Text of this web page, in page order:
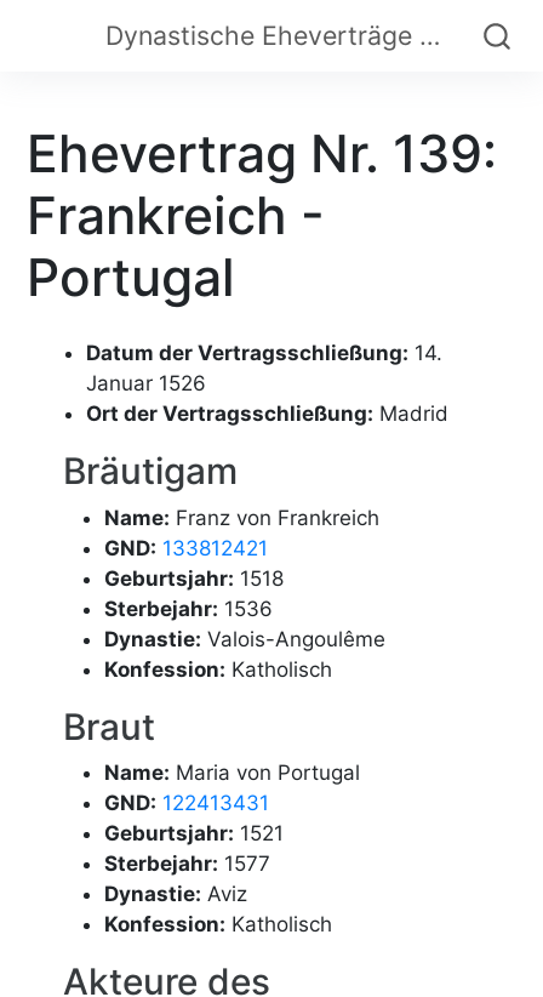
Dynastische Eheverträge der Frühen Neuzeit
Ehevertrag Nr. 139:
Frankreich -
Portugal
Datum der Vertragsschließung: 14.
Januar 1526
Ort der Vertragsschließung: Madrid
Bräutigam
Name: Franz von Frankreich
GND: 133812421
Geburtsjahr: 1518
Sterbejahr: 1536
Dynastie: Valois-Angoulême
Konfession: Katholisch
Braut
Name: Maria von Portugal
GND: 122413431
Geburtsjahr: 1521
Sterbejahr: 1577
Dynastie: Aviz
Konfession: Katholisch
Akteure des